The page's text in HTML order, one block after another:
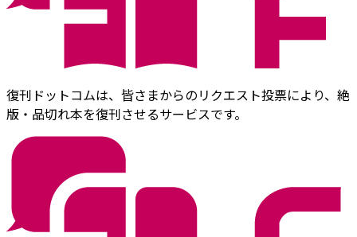
復刊ドットコムは、皆さまからのリクエスト投票により、絶
版・品切れ本を復刊させるサービスです。